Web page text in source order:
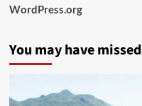
WordPress.org
You may have missed